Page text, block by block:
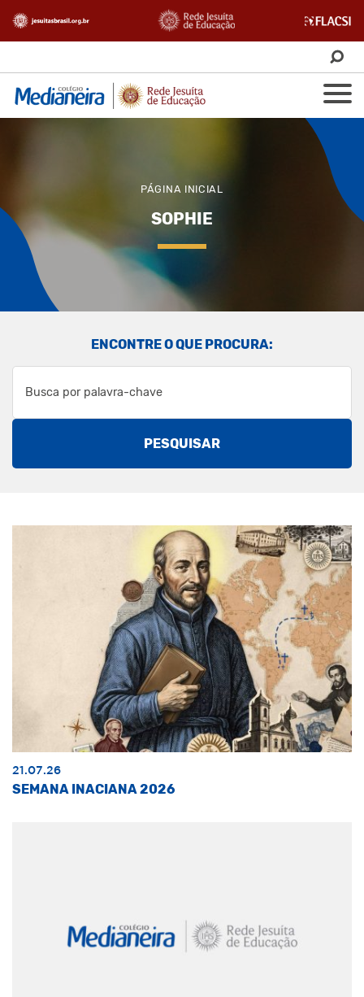
PÁGINA INICIAL
SOPHIE
ENCONTRE O QUE PROCURA:
PESQUISAR
21.07.26
SEMANA INACIANA 2026